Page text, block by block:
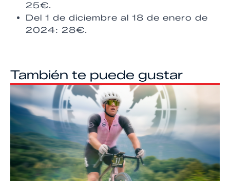
25€.
Del 1 de diciembre al 18 de enero de
2024: 28€.
También te puede gustar